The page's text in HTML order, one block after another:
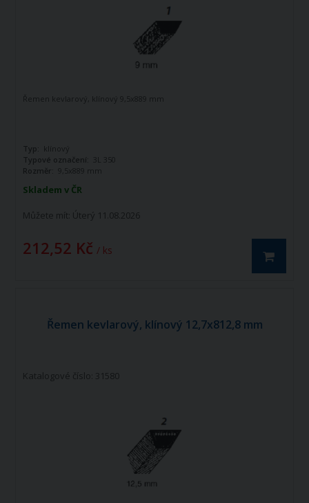
Skladem v ČR
Můžete mít: Úterý 11.08.2026
212,52 Kč / ks
Řemen kevlarový, klínový 9,5x889 mm
Typ: klínový
Typové označení:
3L 350
Rozměr:
9,5x889 mm
Řemen kevlarový, klínový 12,7x812,8 mm
Katalogové číslo: 31580